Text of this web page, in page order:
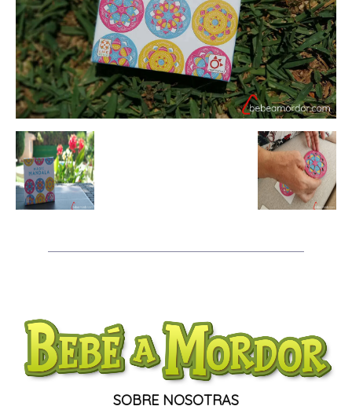
SOBRE NOSOTRAS